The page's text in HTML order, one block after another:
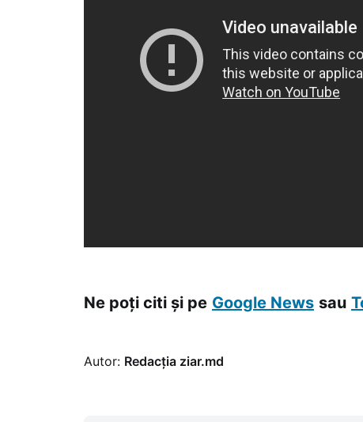
Ne poți citi și pe Google News sau
Autor: Redacția ziar.md